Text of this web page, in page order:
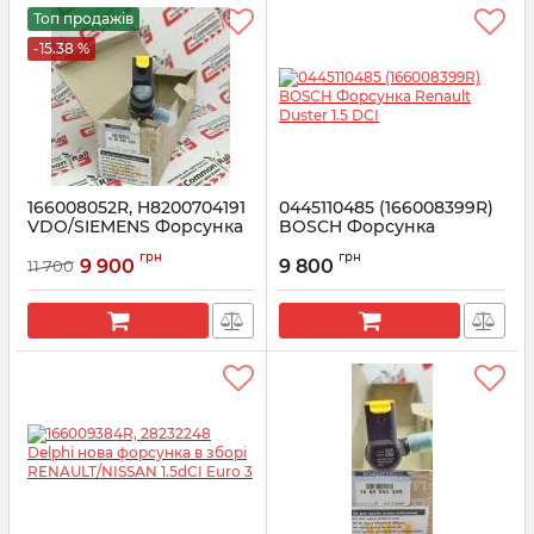
Топ продажів
-15.38 %
166008052R, H8200704191
VDO/SIEMENS Форсунка
Артикул: 166008052R
11 700 9 900 грн
0445110485 (166008399R)
BOSCH Форсунка
Артикул: 166008399R
9 800 грн